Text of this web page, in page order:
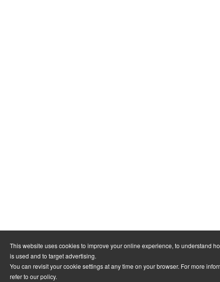
This website uses cookies to improve your online experience, to understand
is used and to target advertising.
You can revisit your cookie settings at any time on your browser. For more
refer to our policy.